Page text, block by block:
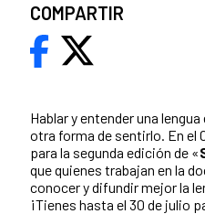
Hablar y entender una
otra forma de sentirlo. En el
para la segunda edición de «
que quienes trabajan en la
conocer y difundir mejor la
¡Tienes hasta el 30 de julio
COMPARTIR